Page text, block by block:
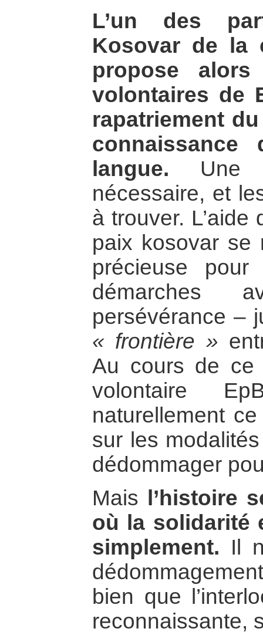
L’un des
Kosovar de la
propose
volontaires de
rapatriement
langue. Une
nécessaire, et
à trouver.
paix kosovar se
précieuse
démarches
persévérance –
« frontière »
Au cours de ce
volontaire
naturellement
sur les
dédommager
Mais
l’histoire
où la solidarité
simplement. Il
bien que
reconnaissante,